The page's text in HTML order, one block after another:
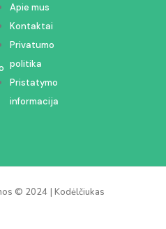
Apie mus
Kontaktai
Privatumo
politika
Pristatymo
informacija
© 2024 | Kodėlčiukas